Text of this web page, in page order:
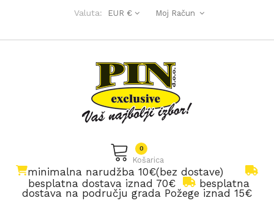
Valuta: EUR € Moj Račun
Košarica
0
minimalna narudžba 10€(bez dostave)
besplatna dostava iznad 70€
besplatna
dostava na području grada Požege iznad 15€